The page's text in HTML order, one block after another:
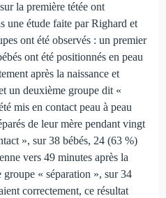
la première tétée ont
une étude faite par Righard et
ont été observés : un premier
ont été positionnés en peau
après la naissance et
un deuxième groupe dit «
mis en contact peau à peau
de leur mère pendant vingt
», sur 38 bébés, 24 (63 %)
vers 49 minutes après la
groupe « séparation », sur 34
correctement, ce résultat